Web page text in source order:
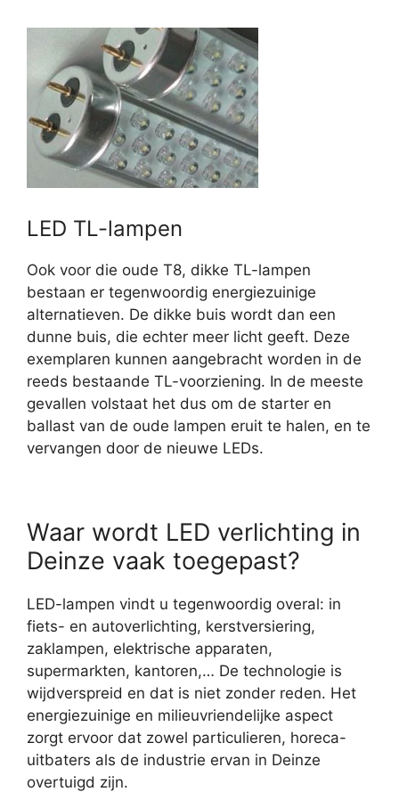
LED TL-lampen
Ook voor die oude T8, dikke TL-lampen
bestaan er tegenwoordig energiezuinige
alternatieven. De dikke buis wordt dan een
dunne buis, die echter meer licht geeft. Deze
exemplaren kunnen aangebracht worden in de
reeds bestaande TL-voorziening. In de meeste
gevallen volstaat het dus om de starter en
ballast van de oude lampen eruit te halen, en te
vervangen door de nieuwe LEDs.
Waar wordt LED verlichting in
Deinze vaak toegepast?
LED-lampen vindt u tegenwoordig overal: in
fiets- en autoverlichting, kerstversiering,
zaklampen, elektrische apparaten,
supermarkten, kantoren,… De technologie is
wijdverspreid en dat is niet zonder reden. Het
energiezuinige en milieuvriendelijke aspect
zorgt ervoor dat zowel particulieren, horeca-
uitbaters als de industrie ervan in Deinze
overtuigd zijn.